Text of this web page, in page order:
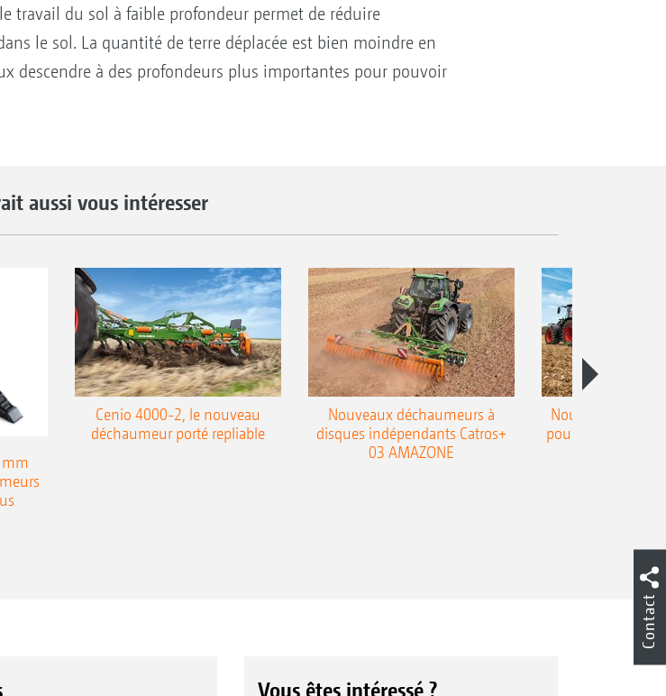
travail du sol à faible profondeur permet de réduire
le sol. La quantité de terre déplacée est bien moindre en
descendre à des profondeurs plus importantes pour pouvoir
aussi vous intéresser
mm
Cenio 4000-2, le nouveau
déchaumeur porté repliable
Nouveaux déchaumeurs à
disques indépendants Catros+
03 AMAZONE
Nouvelle double
pour le
Vous êtes intéressé ?
Contact